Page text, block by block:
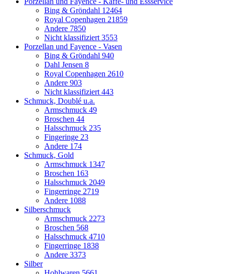
Bing & Gröndahl 12464
Royal Copenhagen 21859
Andere 7850
Nicht klassifiziert 3553
Porzellan und Fayence - Vasen
Bing & Gröndahl 940
Dahl Jensen 8
Royal Copenhagen 2610
Andere 903
Nicht klassifiziert 443
Schmuck, Doublé u.a.
Armschmuck 49
Broschen 44
Halsschmuck 235
Fingeringe 23
Andere 174
Schmuck, Gold
Armschmuck 1347
Broschen 163
Halsschmuck 2049
Fingerringe 2719
Andere 1088
Silberschmuck
Armschmuck 2273
Broschen 568
Halsschmuck 4710
Fingerringe 1838
Andere 3373
Silber